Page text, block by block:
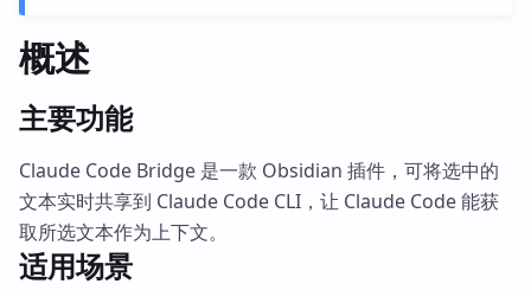
概述
主要功能
Claude Code Bridge 是一款 Obsidian 插件，可将选中的
文本实时共享到 Claude Code CLI，让 Claude Code 能获
取所选文本作为上下文。
适用场景